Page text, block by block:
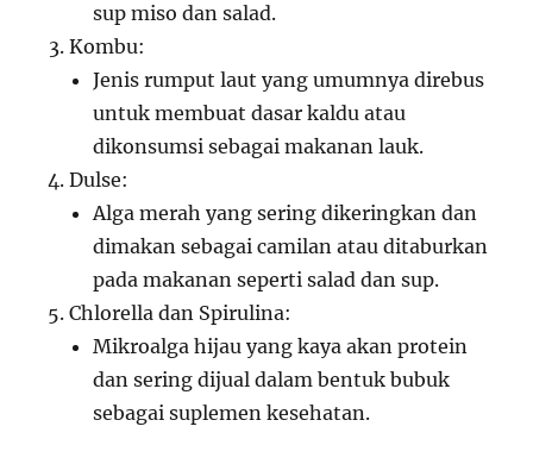
sup miso dan salad.
Kombu:
Jenis rumput laut yang umumnya direbus
untuk membuat dasar kaldu atau
dikonsumsi sebagai makanan lauk.
Dulse:
Alga merah yang sering dikeringkan dan
dimakan sebagai camilan atau ditaburkan
pada makanan seperti salad dan sup.
Chlorella dan Spirulina:
Mikroalga hijau yang kaya akan protein
dan sering dijual dalam bentuk bubuk
sebagai suplemen kesehatan.